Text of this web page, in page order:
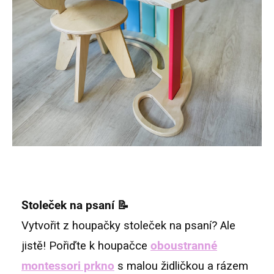
Stoleček na psaní 📝
Vytvořit z houpačky stoleček na psaní? Ale
jistě! Pořiďte k houpačce oboustranné
montessori prkno s malou židličkou a rázem